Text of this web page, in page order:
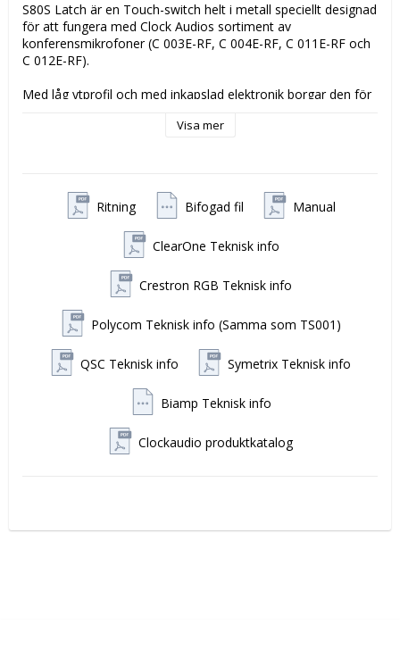
S80S Latch är en Touch-switch helt i metall speciellt designad
för att fungera med Clock Audios sortiment av
konferensmikrofoner (C 003E-RF, C 004E-RF, C 011E-RF och
C 012E-RF).
Med låg ytprofil och med inkapslad elektronik borgar den för
Power: 5-12-24V DC
Färg: Svart
RJ45 anslutning
Latchläge
Passar till: C 003E-RF, C 004E-RF, C 011E-RF och C
012E-RF Mikrofoner
Höjd över bord: 2,6mm Längd: 92mm Bredd: 64mm
Produktvideos:
Visa mer
Ritning Bifogad fil Manual
ClearOne Teknisk info
Crestron RGB Teknisk info
Polycom Teknisk info (Samma som TS001)
QSC Teknisk info Symetrix Teknisk info
Biamp Teknisk info
Clockaudio produktkatalog